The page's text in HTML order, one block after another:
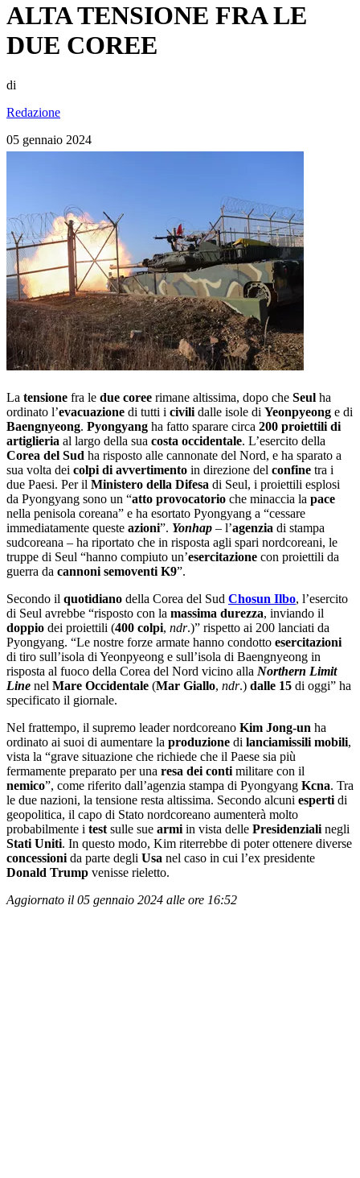
ALTA TENSIONE FRA LE
DUE COREE
di
Redazione
05 gennaio 2024
La tensione fra le due coree rimane altissima, dopo che Seul ha
ordinato l’evacuazione di tutti i civili dalle isole di Yeonpyeong e di
Baengnyeong. Pyongyang ha fatto sparare circa 200 proiettili di
artiglieria al largo della sua costa occidentale. L’esercito della
Corea del Sud ha risposto alle cannonate del Nord, e ha sparato a
sua volta dei colpi di avvertimento in direzione del confine tra i
due Paesi. Per il Ministero della Difesa di Seul, i proiettili esplosi
da Pyongyang sono un “atto provocatorio che minaccia la pace
nella penisola coreana” e ha esortato Pyongyang a “cessare
immediatamente queste azioni”. Yonhap – l’agenzia di stampa
sudcoreana – ha riportato che in risposta agli spari nordcoreani, le
truppe di Seul “hanno compiuto un’esercitazione con proiettili da
guerra da cannoni semoventi K9”.
Secondo il quotidiano della Corea del Sud Chosun Ilbo, l’esercito
di Seul avrebbe “risposto con la massima durezza, inviando il
doppio dei proiettili (400 colpi, ndr.)” rispetto ai 200 lanciati da
Pyongyang. “Le nostre forze armate hanno condotto esercitazioni
di tiro sull’isola di Yeonpyeong e sull’isola di Baengnyeong in
risposta al fuoco della Corea del Nord vicino alla Northern Limit
Line nel Mare Occidentale (Mar Giallo, ndr.) dalle 15 di oggi” ha
specificato il giornale.
Nel frattempo, il supremo leader nordcoreano Kim Jong-un ha
ordinato ai suoi di aumentare la produzione di lanciamissili mobili,
vista la “grave situazione che richiede che il Paese sia più
fermamente preparato per una resa dei conti militare con il
nemico”, come riferito dall’agenzia stampa di Pyongyang Kcna. Tra
le due nazioni, la tensione resta altissima. Secondo alcuni esperti di
geopolitica, il capo di Stato nordcoreano aumenterà molto
probabilmente i test sulle sue armi in vista delle Presidenziali negli
Stati Uniti. In questo modo, Kim riterrebbe di poter ottenere diverse
concessioni da parte degli Usa nel caso in cui l’ex presidente
Donald Trump venisse rieletto.
Aggiornato il 05 gennaio 2024 alle ore 16:52